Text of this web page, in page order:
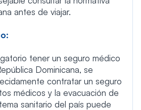
antes de viajar.
tener un seguro médico
Dominicana, se
contratar un seguro
médicos y la evacuación de
sanitario del país puede